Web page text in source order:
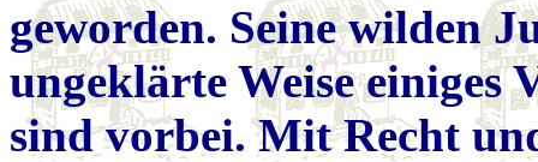
geworden. Seine wilden
ungeklärte Weise einiges
sind vorbei. Mit Recht